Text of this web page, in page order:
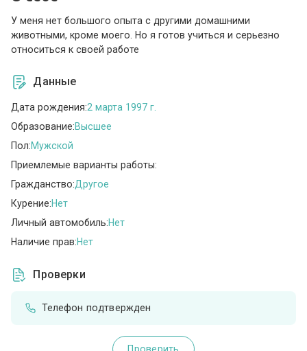
У меня нет большого опыта с другими домашними
животными, кроме моего. Но я готов учиться и серьезно
относиться к своей работе
Данные
Дата рождения:2 марта 1997 г.
Образование:Высшее
Пол:Мужской
Приемлемые варианты работы:
Гражданство:Другое
Курение:Нет
Личный автомобиль:Нет
Наличие прав:Нет
Проверки
Телефон подтвержден